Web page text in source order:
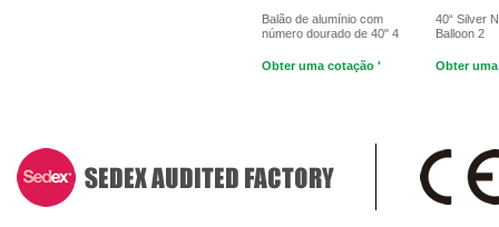
Balão de alumínio com
número dourado de 40" 4
Obter uma cotação '
40“ Silver
Balloon 2
Obter